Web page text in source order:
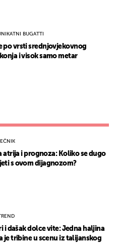
BUGATTI
po vrsti srednjovjekovnog
i visok samo metar
atrija i prognoza: Koliko se dugo
s ovom dijagnozom?
i dašak dolce vite: Jedna haljina
je tribine u scenu iz talijanskog